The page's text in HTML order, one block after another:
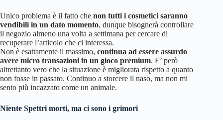
Unico problema è il fatto che non tutti i cosmetici saranno
vendibili in un dato momento, dunque bisognerà controllare
il negozio almeno una volta a settimana per cercare di
recuperare l’articolo che ci interessa.
Non è esattamente il massimo, continua ad essere assurdo
avere micro transazioni in un gioco premium. E’ però
altrettanto vero che la situazione è migliorata rispetto a quanto
non fosse in passato. Continuo a storcere il naso, ma non mi
sento più incazzato come un animale.
Niente Spettri morti, ma ci sono i grimori